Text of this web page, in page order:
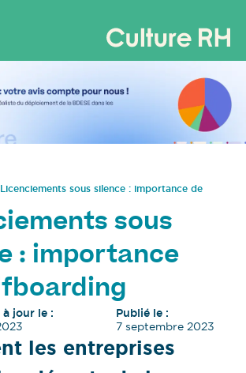
Licenciements sous silence : importance de
sous
: importance
à jour le :
Publié le :
7 septembre 2023
les entreprises